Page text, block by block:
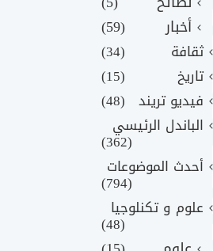
أخبار
(59)
ثقافة
(34)
تاريخ
(15)
فيديو تريند (48)
الباندل الرئيسي
(362)
أحدث الموضوعات
(794)
علوم و تكنلوجيا
(48)